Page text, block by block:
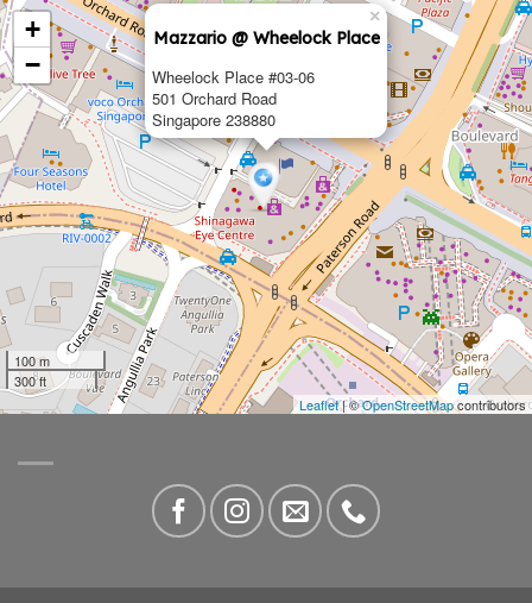
Mazzario @ Wheelock Place
Wheelock Place #03-06
501 Orchard Road
Singapore 238880
×
+
−
100 m
300 ft
Leaflet| ©OpenStreetMapcontributors